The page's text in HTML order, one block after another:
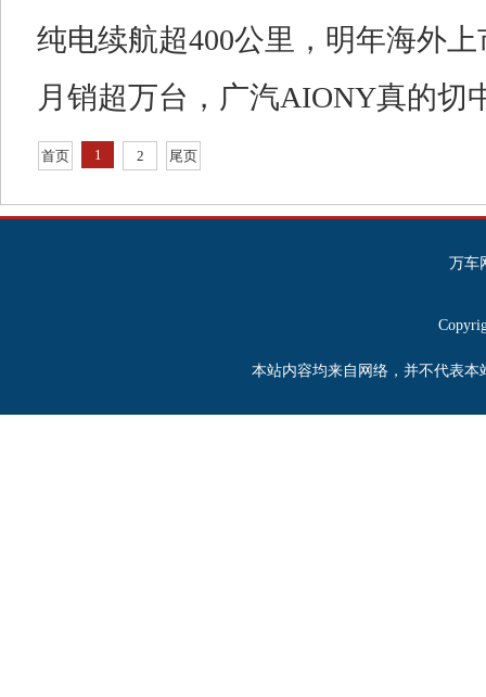
纯电续航超400公里，明年海外
月销超万台，广汽AIONY真的切
首页 1 2 尾页
万车
本站内容均来自网络，并不代表本